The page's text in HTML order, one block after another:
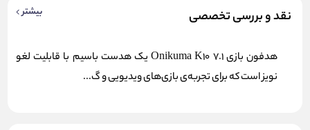
نقد و بررسی تخصصی بیشتر
هدفون بازی Onikuma K10 7.1 یک هدست باسیم با قابلیت لغو
نویز است که برای تجربه‌ی بازی‌های ویدیویی و گ...